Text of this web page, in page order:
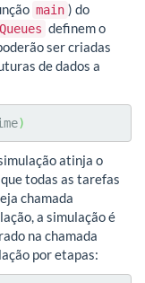
main ) do
definem o
ser criadas
de dados a
)
atinja o
todas as tarefas
chamada
a simulação é
na chamada
por etapas: